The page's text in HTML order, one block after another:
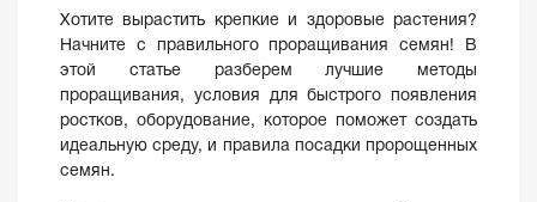
Хотите вырастить крепкие и здоровые растения?
Начните с правильного проращивания семян! В
этой статье разберем лучшие методы
проращивания, условия для быстрого появления
ростков, оборудование, которое поможет создать
идеальную среду, и правила посадки пророщенных
семян.